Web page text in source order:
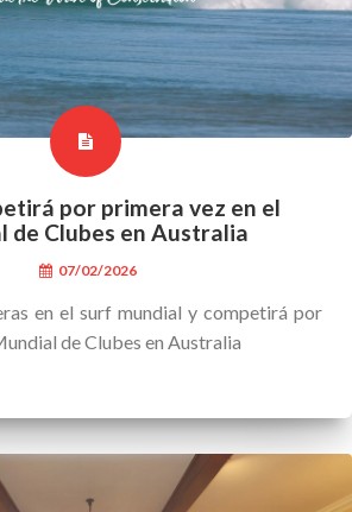
por primera vez en el
de Clubes en Australia
07/02/2026
en el surf mundial y competirá por
de Clubes en Australia